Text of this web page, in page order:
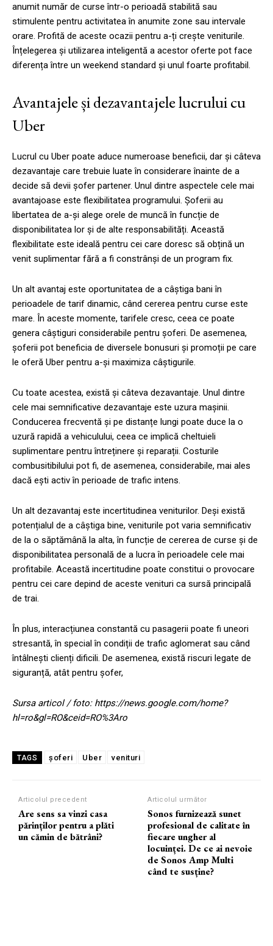
anumit număr de curse într-o perioadă stabilită sau
stimulente pentru activitatea în anumite zone sau intervale
orare. Profită de aceste ocazii pentru a-ți crește veniturile.
Înțelegerea și utilizarea inteligentă a acestor oferte pot face
diferența între un weekend standard și unul foarte profitabil.
Avantajele și dezavantajele lucrului cu
Uber
Lucrul cu Uber poate aduce numeroase beneficii, dar și câteva
dezavantaje care trebuie luate în considerare înainte de a
decide să devii șofer partener. Unul dintre aspectele cele mai
avantajoase este flexibilitatea programului. Șoferii au
libertatea de a-și alege orele de muncă în funcție de
disponibilitatea lor și de alte responsabilități. Această
flexibilitate este ideală pentru cei care doresc să obțină un
venit suplimentar fără a fi constrânși de un program fix.
Un alt avantaj este oportunitatea de a câștiga bani în
perioadele de tarif dinamic, când cererea pentru curse este
mare. În aceste momente, tarifele cresc, ceea ce poate
genera câștiguri considerabile pentru șoferi. De asemenea,
șoferii pot beneficia de diversele bonusuri și promoții pe care
le oferă Uber pentru a-și maximiza câștigurile.
Cu toate acestea, există și câteva dezavantaje. Unul dintre
cele mai semnificative dezavantaje este uzura mașinii.
Conducerea frecventă și pe distanțe lungi poate duce la o
uzură rapidă a vehiculului, ceea ce implică cheltuieli
suplimentare pentru întreținere și reparații. Costurile
combusitibilului pot fi, de asemenea, considerabile, mai ales
dacă ești activ în perioade de trafic intens.
Un alt dezavantaj este incertitudinea veniturilor. Deși există
potențialul de a câștiga bine, veniturile pot varia semnificativ
de la o săptămână la alta, în funcție de cererea de curse și de
disponibilitatea personală de a lucra în perioadele cele mai
profitabile. Această incertitudine poate constitui o provocare
pentru cei care depind de aceste venituri ca sursă principală
de trai.
În plus, interacțiunea constantă cu pasagerii poate fi uneori
stresantă, în special în condiții de trafic aglomerat sau când
întâlnești clienți dificili. De asemenea, există riscuri legate de
siguranță, atât pentru șofer,
Sursa articol / foto: https://news.google.com/home?
hl=ro&gl=RO&ceid=RO%3Aro
TAGS șoferi Uber venituri
Articolul precedent
Are sens sa vinzi casa
părinților pentru a plăti
un cămin de bătrâni?
Articolul următor
Sonos furnizează sunet
profesional de calitate în
fiecare ungher al
locuinței. De ce ai nevoie
de Sonos Amp Multi
când te susține?